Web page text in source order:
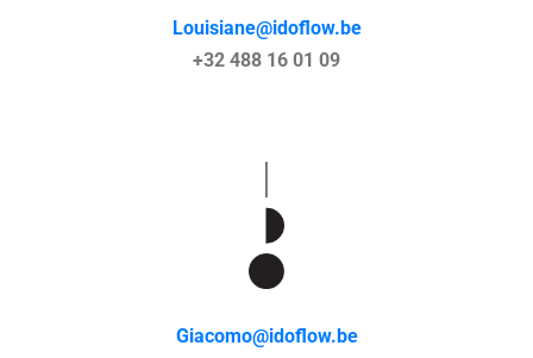
Louisiane@idoflow.be
+32 488 16 01 09
Giacomo@idoflow.be